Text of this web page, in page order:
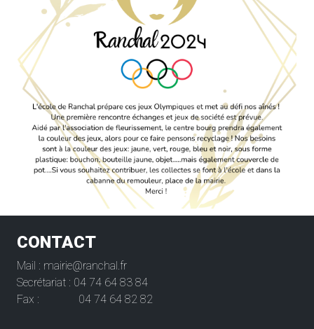
CONTACT
Mail : mairie@ranchal.fr
Secrétariat : 04 74 64 83 84
Fax : 04 74 64 82 82